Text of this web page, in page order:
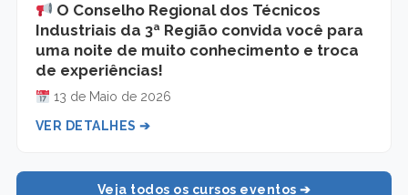
O Conselho Regional dos Técnicos
Industriais da 3ª Região convida você para
uma noite de muito conhecimento e troca
de experiências!
13 de Maio de 2026
VER DETALHES ➔
Veja todos os cursos eventos ➔